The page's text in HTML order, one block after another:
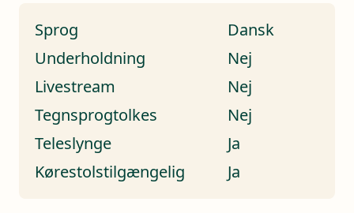
Sprog
Dansk
Underholdning
Nej
Livestream
Nej
Tegnsprogtolkes
Nej
Teleslynge
Ja
Kørestolstilgængelig
Ja